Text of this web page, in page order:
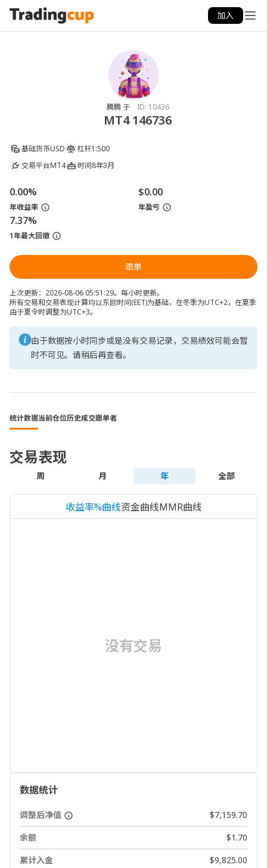
加入
腾腾 于 ID: 10436
MT4 146736
基础货币USD 杠杆1:500
交易平台MT4 时间8年3月
0.00%
年收益率
$0.00
年盈亏
7.37%
1年最大回撤
跟单
上次更新：2026-08-06 05:51:29。每小时更新。
所有交易和交易表现计算均以东欧时间(EET)为基础，在冬季为UTC+2，在夏季
由于夏令时调整为UTC+3。
由于数据按小时同步或是没有交易记录，交易绩效可能会暂
时不可见。请稍后再查看。
统计数据当前仓位历史成交跟单者
交易表现
周 月 年 全部
收益率%曲线资金曲线MMR曲线
没有交易
数据统计
调整后净值
$7,159.70
余额
$1.70
累计入金
$9,825.00